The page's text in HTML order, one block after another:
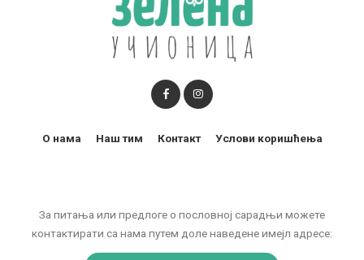
За питања или предлоге о пословној сарадњи можете
контактирати са нама путем доле наведене имејл адресе:
О нама Наш тим Контакт Услови коришћења